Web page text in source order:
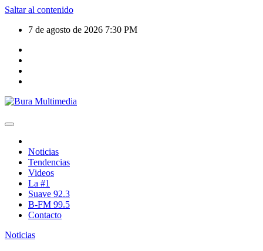
Saltar al contenido
7 de agosto de 2026 7:30 PM
Noticias
Tendencias
Videos
La #1
Suave 92.3
B-FM 99.5
Contacto
Noticias